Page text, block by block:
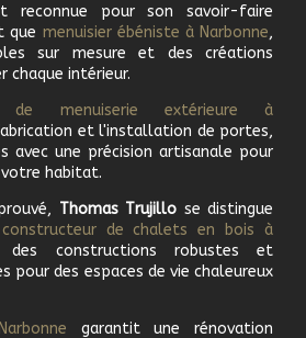
pour son savoir-faire
que menuisier ébéniste à Narbonne,
sur mesure et des créations
chaque intérieur.
de menuiserie extérieure à
et l'installation de portes,
avec une précision artisanale pour
habitat.
Thomas Trujillo se distingue
constructeur de chalets en bois à
constructions robustes et
pour des espaces de vie chaleureux
Narbonne garantit une rénovation